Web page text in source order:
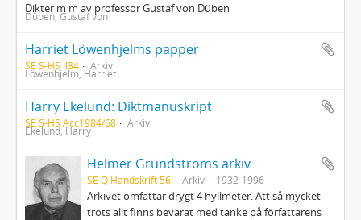
Dikter m m av professor Gustaf von Düben
Düben, Gustaf von
Harriet Löwenhjelms papper
SE S-HS Il34 Arkiv
Löwenhjelm, Harriet
Harry Ekelund: Diktmanuskript
SE S-HS Acc1984/68 Arkiv
Ekelund, Harry
Helmer Grundströms arkiv
SE Q Handskrift 56 Arkiv 1932-1996
Arkivet omfattar drygt 4 hyllmeter. Att så mycket
trots allt finns bevarat med tanke på författarens